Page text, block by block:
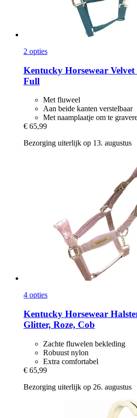
2 opties
Kentucky Horsewear
Full
Met fluweel
Aan beide kanten verstelbaar
Met naamplaatje om te
€ 65,99
Bezorging uiterlijk op 13. augustus
4 opties
Kentucky Horsewear
Glitter, Roze, Cob
Zachte fluwelen bekleding
Robuust nylon
Extra comfortabel
€ 65,99
Bezorging uiterlijk op 26. augustus